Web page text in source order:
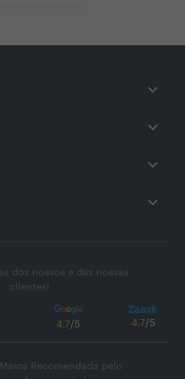
dos nossos e das nossas
clientes!
4.7/5 4.7/5
Recomendada pelo